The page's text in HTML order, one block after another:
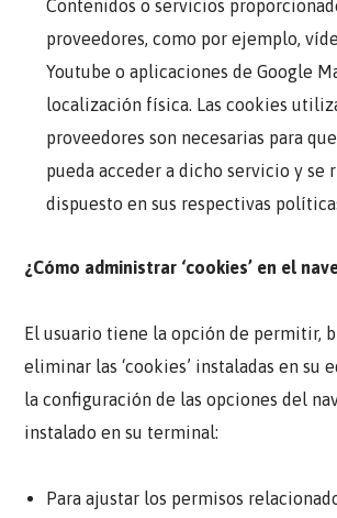
Contenidos o servicios
proveedores, como por ejemplo,
Youtube o aplicaciones de Google
localización física. Las cookies
proveedores son necesarias para
pueda acceder a dicho servicio y se
dispuesto en sus respectivas
¿Cómo administrar ‘cookies’ en el
El usuario tiene la opción de permitir,
eliminar las ‘cookies’ instaladas en su
la configuración de las opciones del
instalado en su terminal:
Para ajustar los permisos